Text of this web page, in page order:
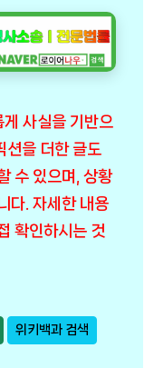
사실을 기반으
션을 더한 글도
수 있으며, 상황
다. 자세한 내용
확인하시는 것
위키백과 검색